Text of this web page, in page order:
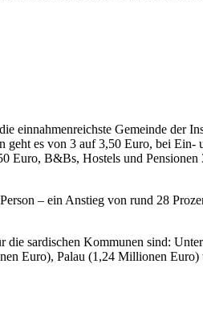
einnahmenreichste Gemeinde der
es von 3 auf 3,50 Euro, bei
Euro, B&Bs, Hostels und
– ein Anstieg von rund 28
sardischen Kommunen sind:
Euro), Palau (1,24 Millionen Euro)